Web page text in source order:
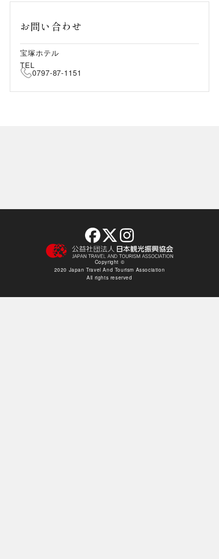
お問い合わせ
宝塚ホテル
TEL
0797-87-1151
Copyright ©︎
2020 Japan Travel And Tourism Association
All rights reserved